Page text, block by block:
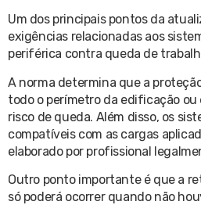
Um dos principais pontos da
exigências relacionadas aos
periférica contra queda de
A norma determina que a
todo o perímetro da edificação
risco de queda. Além disso, os
compatíveis com as cargas
elaborado por profissional
Outro ponto importante é que a
só poderá ocorrer quando não